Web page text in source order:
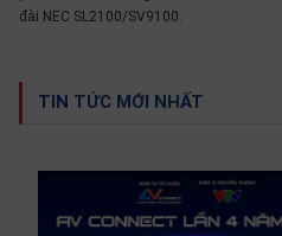
đài NEC SL2100/SV9100.
TIN TỨC MỚI NHẤT